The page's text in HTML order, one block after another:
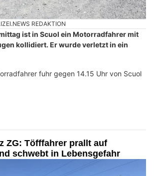
REDAKTION
ist in Scuol ein Motorradfahrer mit
kollidiert. Er wurde verletzt in ein
fuhr gegen 14.15 Uhr von Scuol
ZG: Töfffahrer prallt auf
schwebt in Lebensgefahr